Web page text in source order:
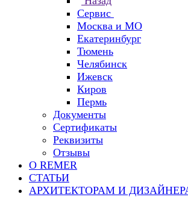
Сервис
Москва и МО
Екатеринбург
Тюмень
Челябинск
Ижевск
Киров
Пермь
Документы
Сертификаты
Реквизиты
Отзывы
О REMER
СТАТЬИ
АРХИТЕКТОРАМ И